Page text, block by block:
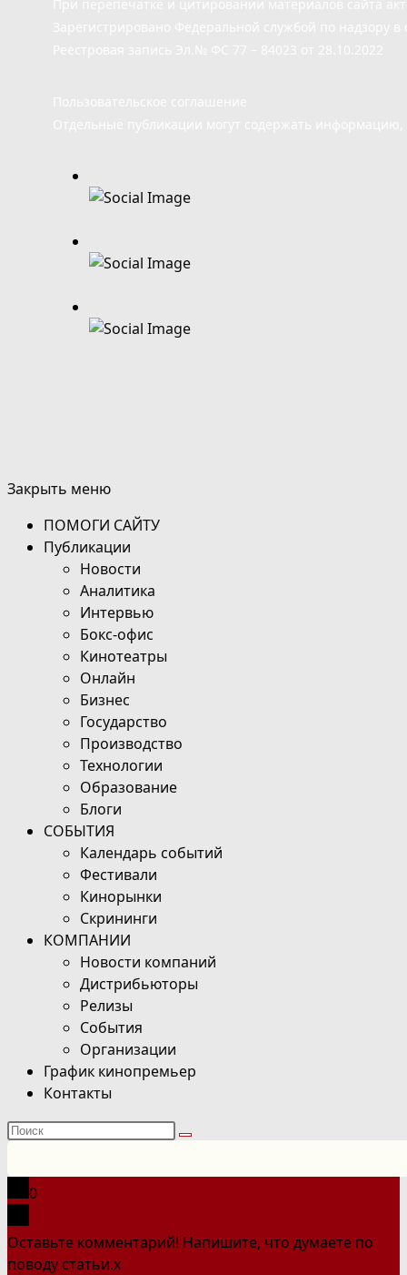
Закрыть меню
ПОМОГИ САЙТУ
Публикации
Новости
Аналитика
Интервью
Бокс-офис
Кинотеатры
Онлайн
Бизнес
Государство
Производство
Технологии
Образование
Блоги
СОБЫТИЯ
Календарь событий
Фестивали
Кинорынки
Скрининги
КОМПАНИИ
Новости компаний
Дистрибьюторы
Релизы
События
Организации
График кинопремьер
Контакты
Поиск
сайте
0
Оставьте комментарий! Напишите, что думаете по
поводу статьи.x